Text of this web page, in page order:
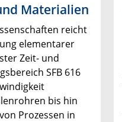
Materialien
reicht
elementarer
Zeit- und
SFB 616
bis hin
Prozessen in